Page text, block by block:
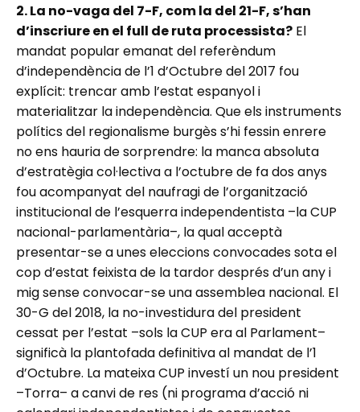
2. La no-vaga del 7-F, com la del 21-F, s’han
d’inscriure en el full de ruta processista? El
mandat popular emanat del referèndum
d’independència de l’1 d’Octubre del 2017 fou
explícit: trencar amb l’estat espanyol i
materialitzar la independència. Que els instruments
polítics del regionalisme burgès s’hi fessin enrere
no ens hauria de sorprendre: la manca absoluta
d’estratègia col·lectiva a l’octubre de fa dos anys
fou acompanyat del naufragi de l’organització
institucional de l’esquerra independentista –la CUP
nacional-parlamentària–, la qual acceptà
presentar-se a unes eleccions convocades sota el
cop d’estat feixista de la tardor després d’un any i
mig sense convocar-se una assemblea nacional. El
30-G del 2018, la no-investidura del president
cessat per l’estat –sols la CUP era al Parlament–
significà la plantofada definitiva al mandat de l’1
d’Octubre. La mateixa CUP investí un nou president
–Torra– a canvi de res (ni programa d’acció ni